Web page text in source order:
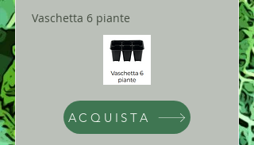
Vaschetta 6 piante
ACQUISTA